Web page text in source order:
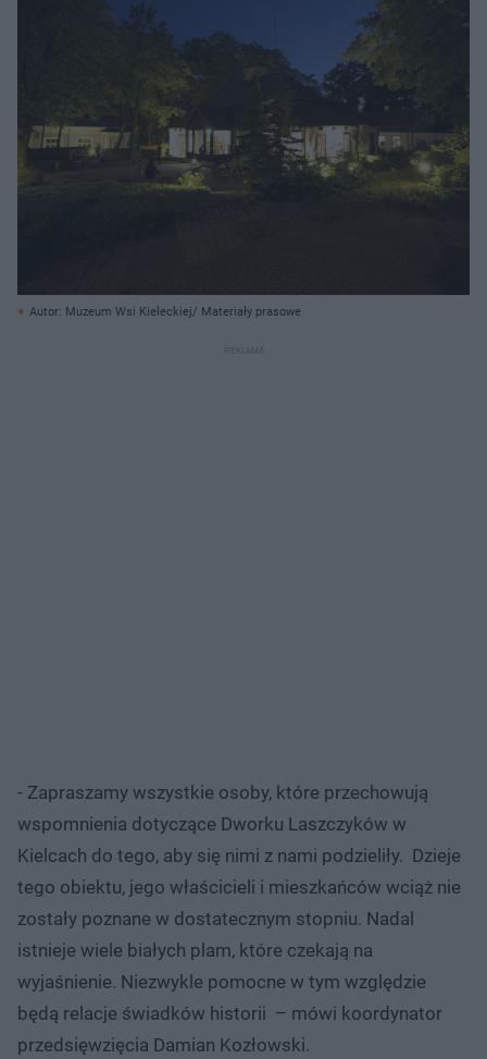
Autor: Muzeum Wsi Kieleckiej/ Materiały prasowe
- Zapraszamy wszystkie osoby, które przechowują
wspomnienia dotyczące Dworku Laszczyków w
Kielcach do tego, aby się nimi z nami podzieliły. Dzieje
tego obiektu, jego właścicieli i mieszkańców wciąż nie
zostały poznane w dostatecznym stopniu. Nadal
istnieje wiele białych plam, które czekają na
wyjaśnienie. Niezwykle pomocne w tym względzie
będą relacje świadków historii – mówi koordynator
przedsięwzięcia Damian Kozłowski.